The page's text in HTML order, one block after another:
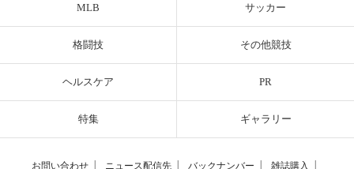
MLB サッカー
格闘技 その他競技
ヘルスケア PR
特集 ギャラリー
お問い合わせ ニュース配信先 バックナンバー 雑誌購入